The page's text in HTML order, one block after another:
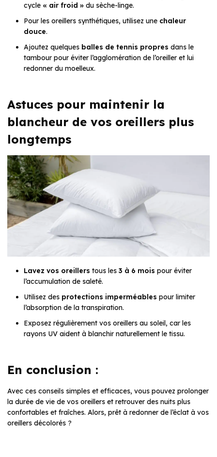
cycle « air froid » du sèche-linge.
Pour les oreillers synthétiques, utilisez une chaleur
douce.
Ajoutez quelques balles de tennis propres dans le
tambour pour éviter l’agglomération de l’oreiller et lui
redonner du moelleux.
Astuces pour maintenir la
blancheur de vos oreillers plus
longtemps
Lavez vos oreillers tous les 3 à 6 mois pour éviter
l’accumulation de saleté.
Utilisez des protections imperméables pour limiter
l’absorption de la transpiration.
Exposez régulièrement vos oreillers au soleil, car les
rayons UV aident à blanchir naturellement le tissu.
En conclusion :
Avec ces conseils simples et efficaces, vous pouvez prolonger
la durée de vie de vos oreillers et retrouver des nuits plus
confortables et fraîches. Alors, prêt à redonner de l’éclat à vos
oreillers décolorés ?